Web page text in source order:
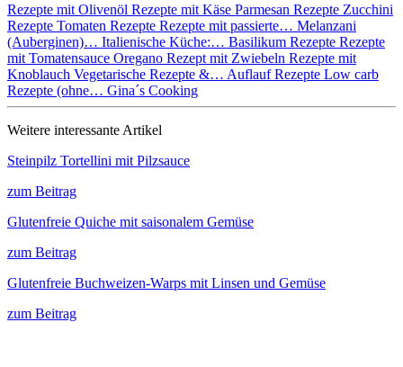
Rezepte mit Olivenöl Rezepte mit Käse Parmesan Rezepte Zucchini
Rezepte Tomaten Rezepte Rezepte mit passierte… Melanzani
(Auberginen)… Italienische Küche:… Basilikum Rezepte Rezepte
mit Tomatensauce Oregano Rezept mit Zwiebeln Rezepte mit
Knoblauch Vegetarische Rezepte &… Auflauf Rezepte Low carb
Rezepte (ohne… Gina´s Cooking
Weitere interessante Artikel
Steinpilz Tortellini mit Pilzsauce
zum Beitrag
Glutenfreie Quiche mit saisonalem Gemüse
zum Beitrag
Glutenfreie Buchweizen-Warps mit Linsen und Gemüse
zum Beitrag